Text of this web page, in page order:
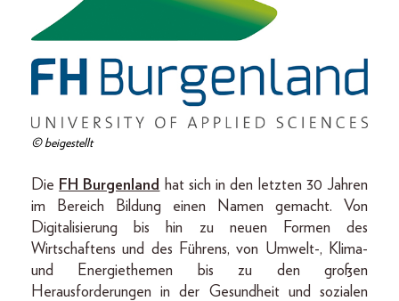
© beigestellt
Die FH Burgenland
hat sich in den letzten 30 Jahren
im Bereich Bildung einen Namen gemacht. Von
Digitalisierung bis hin zu neuen Formen des
Wirtschaftens und des Führens, von Umwelt-, Klima-
und Energiethemen bis zu den großen
Herausforderungen in der Gesundheit und sozialen